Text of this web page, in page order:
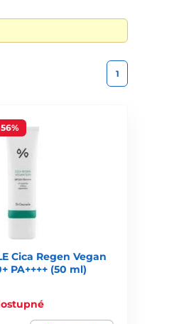
1
Cica Regen Vegan
PA++++ (50 ml)